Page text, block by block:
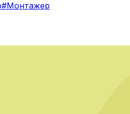
и графике.
#Монтажер